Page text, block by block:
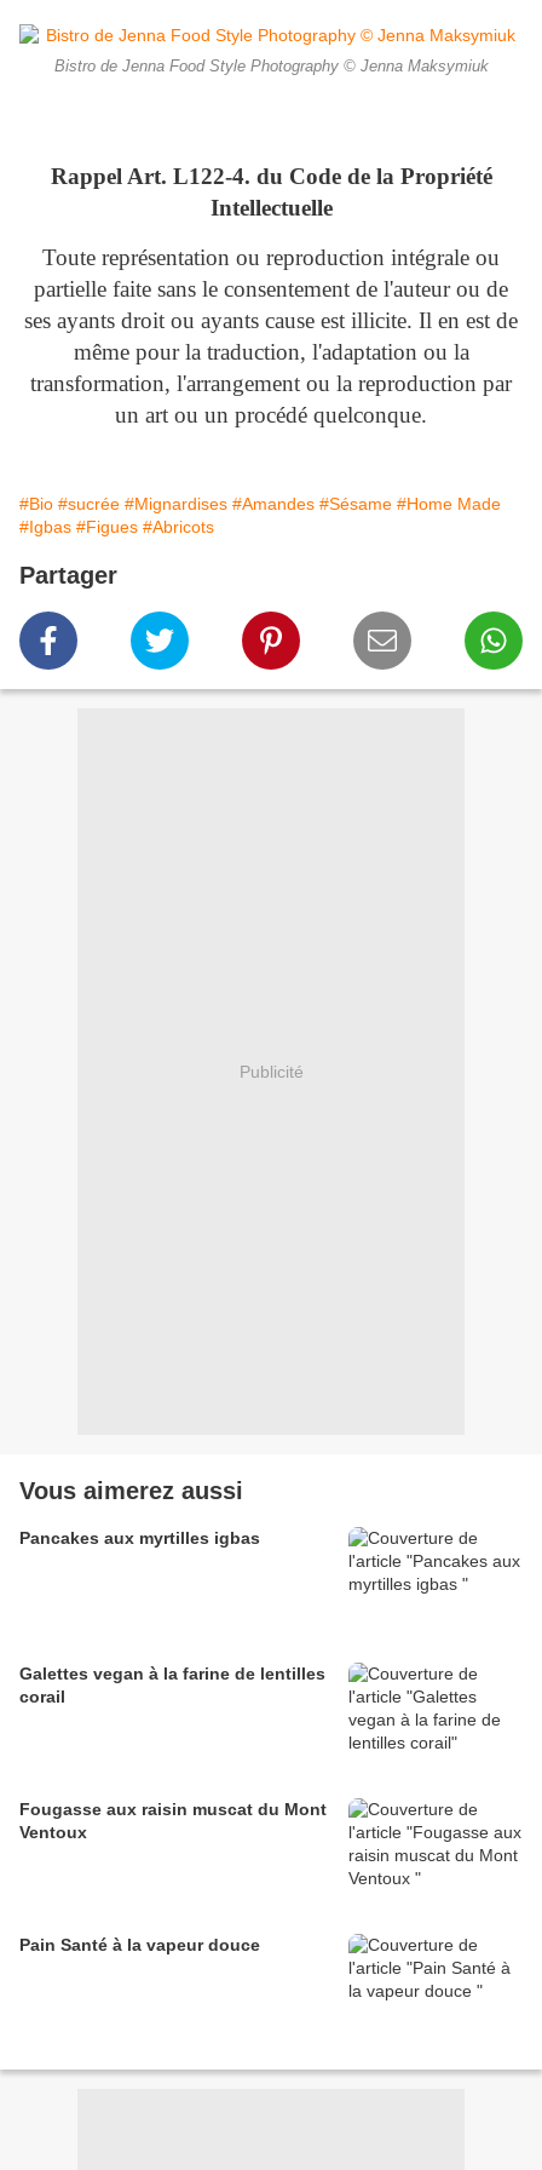
Bistro de Jenna Food Style Photography © Jenna Maksymiuk
Rappel Art. L122-4. du Code de la Propriété
Intellectuelle
Toute représentation ou reproduction intégrale ou
partielle faite sans le consentement de l'auteur ou de
ses ayants droit ou ayants cause est illicite. Il en est de
même pour la traduction, l'adaptation ou la
transformation, l'arrangement ou la reproduction par
un art ou un procédé quelconque.
#Bio #sucrée #Mignardises #Amandes #Sésame #Home Made
#Igbas #Figues #Abricots
Partager
Publicité
Vous aimerez aussi
Pancakes aux myrtilles igbas
Galettes vegan à la farine de lentilles
corail
Fougasse aux raisin muscat du Mont
Ventoux
Pain Santé à la vapeur douce